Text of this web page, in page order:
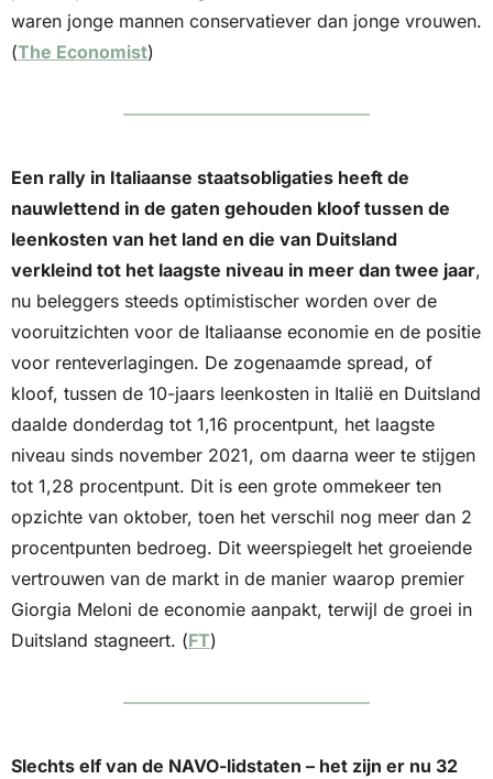
waren jonge mannen conservatiever dan jonge vrouwen.
(The Economist)
Een rally in Italiaanse staatsobligaties heeft de
nauwlettend in de gaten gehouden kloof tussen de
leenkosten van het land en die van Duitsland
verkleind tot het laagste niveau in meer dan twee jaar,
nu beleggers steeds optimistischer worden over de
vooruitzichten voor de Italiaanse economie en de positie
voor renteverlagingen. De zogenaamde spread, of
kloof, tussen de 10-jaars leenkosten in Italië en Duitsland
daalde donderdag tot 1,16 procentpunt, het laagste
niveau sinds november 2021, om daarna weer te stijgen
tot 1,28 procentpunt. Dit is een grote ommekeer ten
opzichte van oktober, toen het verschil nog meer dan 2
procentpunten bedroeg. Dit weerspiegelt het groeiende
vertrouwen van de markt in de manier waarop premier
Giorgia Meloni de economie aanpakt, terwijl de groei in
Duitsland stagneert. (FT)
Slechts elf van de NAVO-lidstaten – het zijn er nu 32